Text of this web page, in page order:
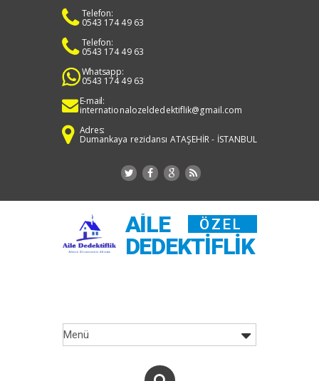
Telefon:
0543 174 49 63
Telefon:
0543 174 49 63
Whatsapp:
0543 174 49 63
E-mail:
internationalozeldedektiflik@gmail.com
Adres:
Dumankaya rezidansı ATAŞEHİR - İSTANBUL
AILE ÖZEL
DEDEKTIFLIK